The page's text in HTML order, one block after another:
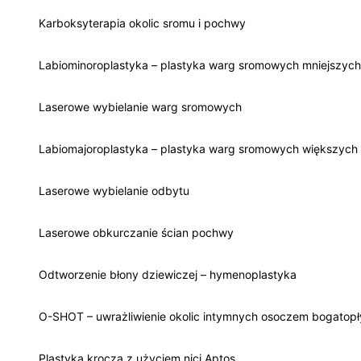
Karboksyterapia okolic sromu i pochwy
Labiominoroplastyka – plastyka warg sromowych mniejszych
Laserowe wybielanie warg sromowych
Labiomajoroplastyka – plastyka warg sromowych większych
Laserowe wybielanie odbytu
Laserowe obkurczanie ścian pochwy
Odtworzenie błony dziewiczej – hymenoplastyka
O-SHOT – uwrażliwienie okolic intymnych osoczem
Plastyka krocza z użyciem nici Aptos